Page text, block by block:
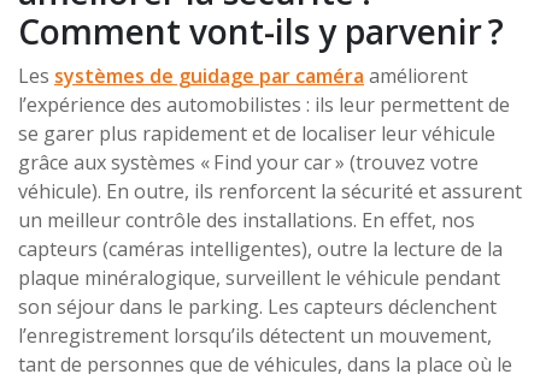
Comment vont-ils y parvenir ?
Les systèmes de guidage par caméra améliorent
l’expérience des automobilistes : ils leur permettent de
se garer plus rapidement et de localiser leur véhicule
grâce aux systèmes « Find your car » (trouvez votre
véhicule). En outre, ils renforcent la sécurité et assurent
un meilleur contrôle des installations. En effet, nos
capteurs (caméras intelligentes), outre la lecture de la
plaque minéralogique, surveillent le véhicule pendant
son séjour dans le parking. Les capteurs déclenchent
l’enregistrement lorsqu’ils détectent un mouvement,
tant de personnes que de véhicules, dans la place où le